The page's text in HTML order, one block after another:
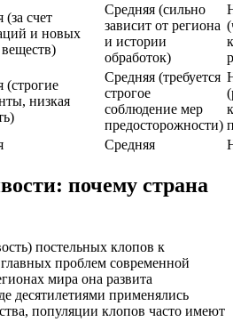
счет
и новых
Средняя (сильно
зависит от региона
и истории
обработок)
(строгие
низкая
Средняя (требуется
строгое
соблюдение мер
предосторожности)
Средняя
почему страна
постельных клопов к
проблем современной
мира она развита
десятилетиями применялись
популяции клопов часто имеют